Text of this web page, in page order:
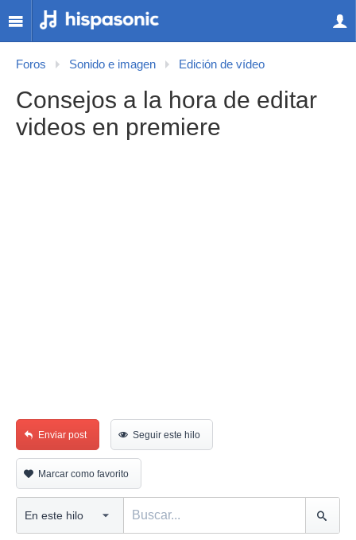
Foros Sonido e imagen Edición de vídeo
Consejos a la hora de editar
videos en premiere
Enviar post Seguir este hilo
Marcar como favorito